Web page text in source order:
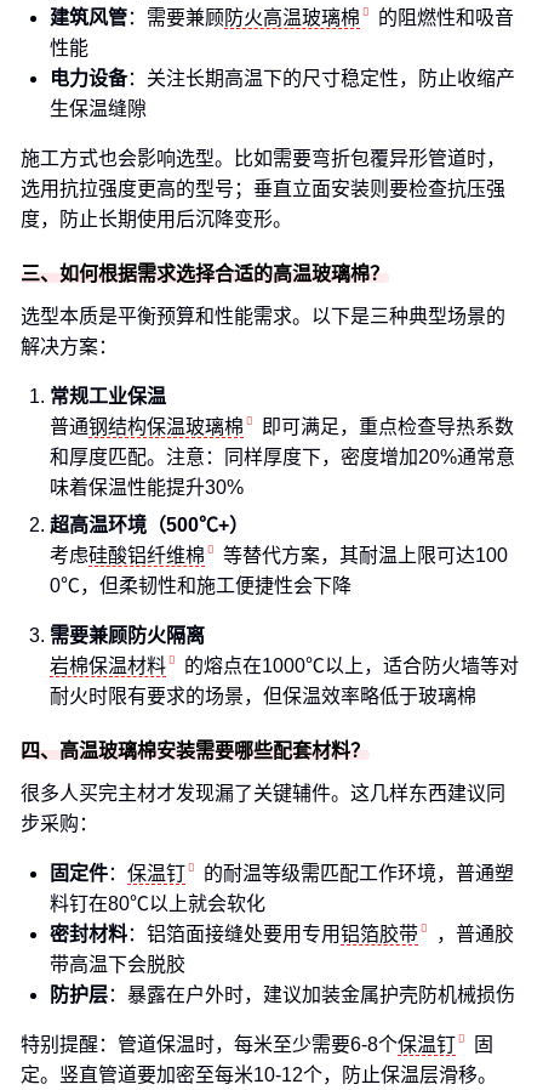
建筑风管：需要兼顾 防火高温玻璃棉
的阻燃性和吸音
性能
电力设备：关注长期高温下的尺寸稳定性，防止收缩产
生保温缝隙
施工方式也会影响选型。比如需要弯折包覆异形管道时，
选用抗拉强度更高的型号；垂直立面安装则要检查抗压强
度，防止长期使用后沉降变形。
三、如何根据需求选择合适的高温玻璃棉？
选型本质是平衡预算和性能需求。以下是三种典型场景的
解决方案：
常规工业保温
普通钢结构保温玻璃棉
即可满足，重点检查导热系数
和厚度匹配。注意：同样厚度下，密度增加20%通常意
味着保温性能提升30%
超高温环境（500℃+）
考虑硅酸铝纤维棉
等替代方案，其耐温上限可达100
0℃，但柔韧性和施工便捷性会下降
需要兼顾防火隔离
岩棉保温材料
的熔点在1000℃以上，适合防火墙等对
耐火时限有要求的场景，但保温效率略低于玻璃棉
四、高温玻璃棉安装需要哪些配套材料？
很多人买完主材才发现漏了关键辅件。这几样东西建议同
步采购：
固定件： 保温钉
的耐温等级需匹配工作环境，普通塑
料钉在80℃以上就会软化
密封材料：铝箔面接缝处要用专用铝箔胶带
，普通胶
带高温下会脱胶
防护层：暴露在户外时，建议加装金属护壳防机械损伤
特别提醒：管道保温时，每米至少需要6-8个保温钉
固
定。竖直管道要加密至每米10-12个，防止保温层滑移。